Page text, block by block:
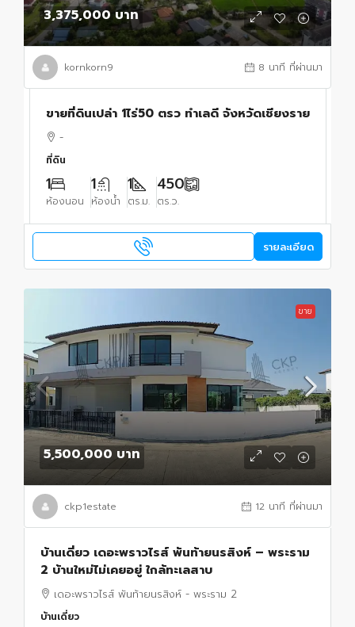
3,375,000 บาท
kornkorn9 8 นาที ที่ผ่านมา
ขายที่ดินเปล่า 1ไร่50 ตรว ทำเลดี จังหวัดเชียงราย
-
ที่ดิน
1
ห้องนอน
1
ห้องน้ำ
1
ตร.ม.
450
ตร.ว.
รายละเอียด
ขาย
5,500,000 บาท
ckp1estate 12 นาที ที่ผ่านมา
บ้านเดี่ยว เดอะพราวไรส์ พันท้ายนรสิงห์ – พระราม
2 บ้านใหม่ไม่เคยอยู่ ใกล้ทะเลสาบ
เดอะพราวไรส์ พันท้ายนรสิงห์ - พระราม 2
บ้านเดี่ยว